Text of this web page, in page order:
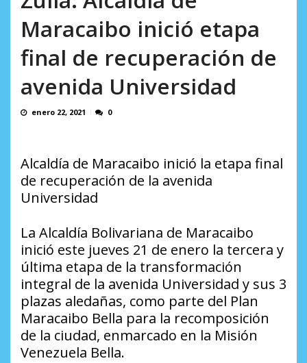
Maracaibo inició etapa
final de recuperación de
avenida Universidad
enero 22, 2021 0
Alcaldía de Maracaibo inició la etapa final
de recuperación de la avenida
Universidad
La Alcaldía Bolivariana de Maracaibo
inició este jueves 21 de enero la tercera y
última etapa de la transformación
integral de la avenida Universidad y sus 3
plazas aledañas, como parte del Plan
Maracaibo Bella para la recomposición
de la ciudad, enmarcado en la Misión
Venezuela Bella.